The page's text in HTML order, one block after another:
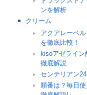
ンを解析
クリーム
アクアレーベ
を徹底比較！
kisoアゼライ
徹底解説
センテリアン
順番は？毎日